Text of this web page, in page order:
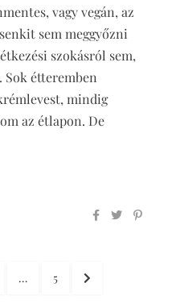
vagy vegán, az
sem meggyőzni
szokásról sem,
Sok étteremben
mindig
az étlapon. De
… OLDAL
5
KÖVETKEZŐ